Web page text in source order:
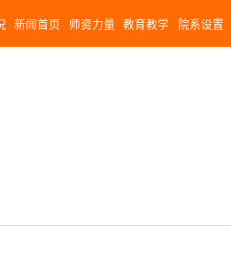
新闻首页 师资力量 教育教学 院系设置